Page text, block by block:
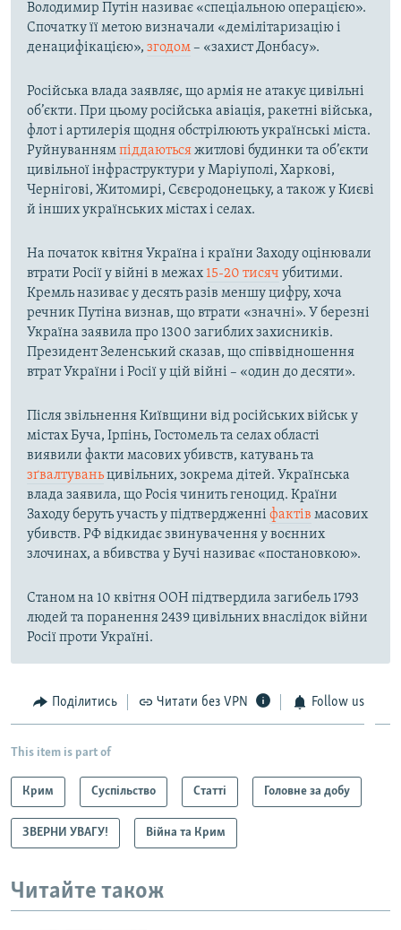
Володимир Путін називає «спеціальною операцією».
Спочатку її метою визначали «демілітаризацію і
денацифікацією», згодом– «захист Донбасу».
Російська влада заявляє, що армія не атакує цивільні
об’єкти. При цьому російська авіація, ракетні війська,
флот і артилерія щодня обстрілюють українські міста.
Руйнуваннямпіддаютьсяжитлові будинки та об’єкти
цивільної інфраструктури у Маріуполі, Харкові,
Чернігові, Житомирі, Сєвєродонецьку, а також у Києві
й інших українських містах і селах.
На початок квітня Україна і країни Заходу оцінювали
втрати Росії у війні в межах 15-20 тисяч убитими.
Кремль називає у десять разів меншу цифру, хоча
речник Путіна визнав, що втрати «значні». У березні
Україна заявила про 1300 загиблих захисників.
Президент Зеленський сказав, що співвідношення
втрат України і Росії у цій війні – «один до десяти».
Після звільнення Київщини від російських військ у
містах Буча, Ірпінь, Гостомель та селах області
виявили факти масових убивств, катувань та
зґвалтуваньцивільних, зокрема дітей. Українська
влада заявила, що Росія чинить геноцид. Країни
Заходу беруть участь у підтвердженні фактів масових
убивств. РФ відкидає звинувачення у воєнних
злочинах, а вбивства у Бучі називає «постановкою».
Станом на 10 квітня ООН підтвердила загибель 1793
людей та поранення 2439 цивільних внаслідок війни
Росії проти Україні.
Поділитись Читати без VPN Follow us
This item is part of
Крим Суспільство Статті Головне за добу
ЗВЕРНИ УВАГУ! Війна та Крим
Читайте також